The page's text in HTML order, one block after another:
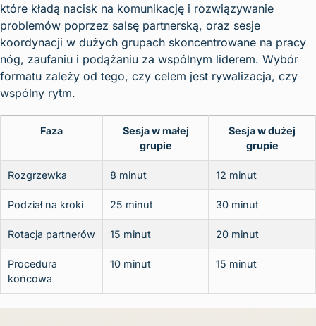
które kładą nacisk na komunikację i rozwiązywanie
problemów poprzez salsę partnerską, oraz sesje
koordynacji w dużych grupach skoncentrowane na pracy
nóg, zaufaniu i podążaniu za wspólnym liderem. Wybór
formatu zależy od tego, czy celem jest rywalizacja, czy
wspólny rytm.
Faza
Sesja w małej
grupie
Sesja w dużej
grupie
Rozgrzewka 8 minut 12 minut
Podział na kroki 25 minut 30 minut
Rotacja partnerów 15 minut 20 minut
Procedura
końcowa
10 minut 15 minut